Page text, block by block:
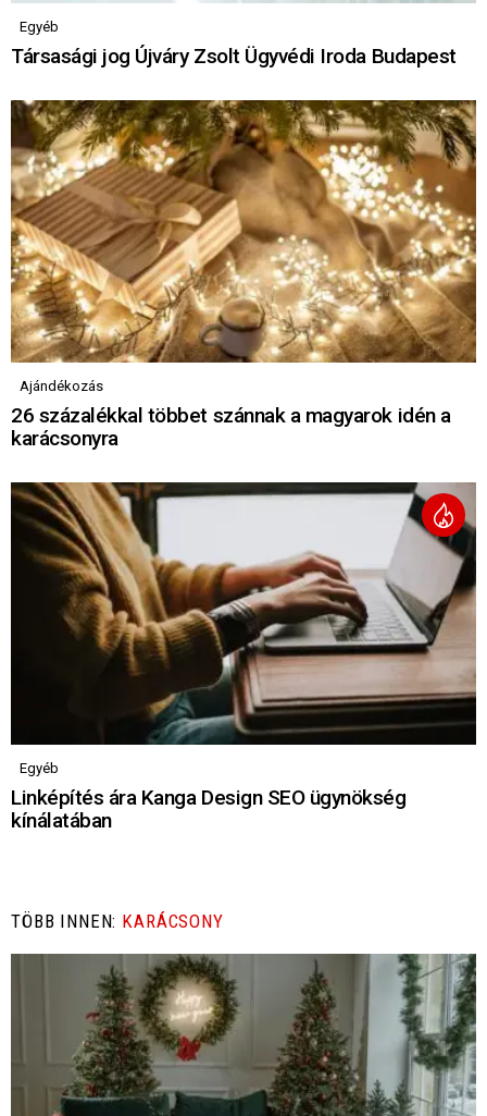
Egyéb
Társasági jog Újváry Zsolt Ügyvédi Iroda Budapest
Ajándékozás
26 százalékkal többet szánnak a magyarok idén a
karácsonyra
Egyéb
Linképítés ára Kanga Design SEO ügynökség
kínálatában
TÖBB INNEN: KARÁCSONY